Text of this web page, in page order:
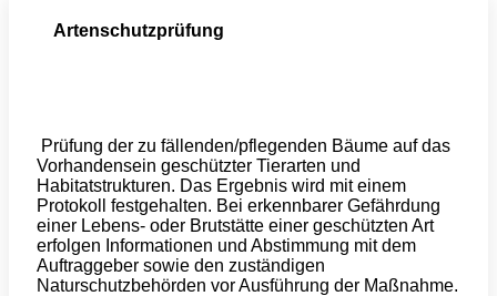
Artenschutzprüfung
Prüfung der zu fällenden/pflegenden Bäume auf das
Vorhandensein geschützter Tierarten und
Habitatstrukturen. Das Ergebnis wird mit einem
Protokoll festgehalten. Bei erkennbarer Gefährdung
einer Lebens- oder Brutstätte einer geschützten Art
erfolgen Informationen und Abstimmung mit dem
Auftraggeber sowie den zuständigen
Naturschutzbehörden vor Ausführung der Maßnahme.